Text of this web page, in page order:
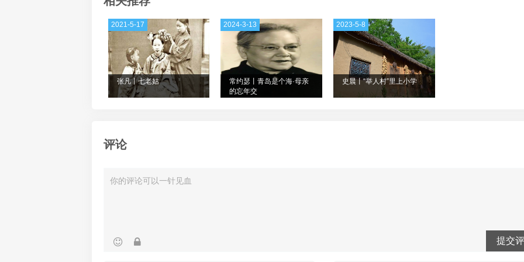
张凡丨七老姑
2021-5-17
常约瑟丨青岛是个海·母亲
的忘年交
2024-3-13
史晨丨“举人村”里上小学
2023-5-8
评论
提交